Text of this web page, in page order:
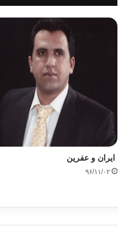
ایران و عفرین
۹۶/۱۱/۰۲